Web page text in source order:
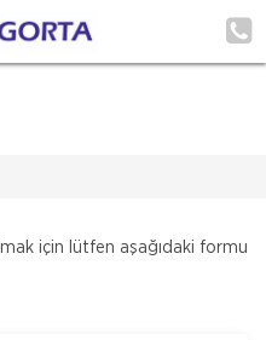
için lütfen aşağıdaki formu